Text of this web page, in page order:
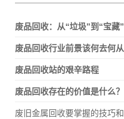
废品回收：从“垃圾”到“宝藏”
废品回收行业前景该何去何
废品回收站的艰辛路程
废品回收存在的价值是什么？
废旧金属回收要掌握的技巧